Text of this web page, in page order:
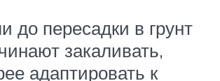
до пересадки в грунт
закаливать,
адаптировать к